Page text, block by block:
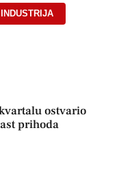
ostvario
prihoda